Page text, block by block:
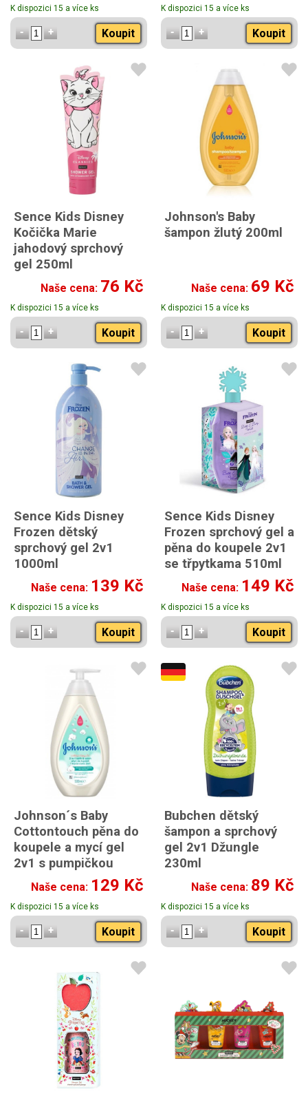
K dispozici 15 a více ks
Koupit
K dispozici 15 a více ks
Koupit
Sence Kids Disney
Kočička Marie
jahodový sprchový
gel 250ml
Naše cena: 76 Kč
K dispozici 15 a více ks
Koupit
Johnson's Baby
šampon žlutý 200ml
Naše cena: 69 Kč
K dispozici 15 a více ks
Koupit
Sence Kids Disney
Frozen dětský
sprchový gel 2v1
1000ml
Naše cena: 139 Kč
K dispozici 15 a více ks
Koupit
Sence Kids Disney
Frozen sprchový gel a
pěna do koupele 2v1
se třpytkama 510ml
Naše cena: 149 Kč
K dispozici 15 a více ks
Koupit
Johnson´s Baby
Cottontouch pěna do
koupele a mycí gel
2v1 s pumpičkou
500ml
Naše cena: 129 Kč
K dispozici 15 a více ks
Koupit
Bubchen dětský
šampon a sprchový
gel 2v1 Džungle
230ml
Naše cena: 89 Kč
K dispozici 15 a více ks
Koupit